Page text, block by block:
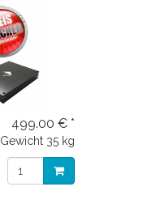
499.00 € *
Gewicht 35 kg